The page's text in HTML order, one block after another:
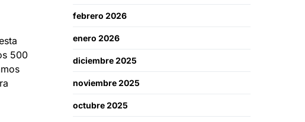
500
febrero 2026
enero 2026
diciembre 2025
noviembre 2025
octubre 2025